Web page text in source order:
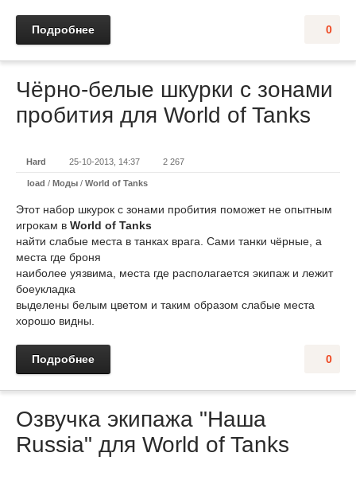
0
Подробнее
Чёрно-белые шкурки с зонами
пробития для World of Tanks
Hard 25-10-2013, 14:37 2 267
load / Моды / World of Tanks
Этот набор шкурок с зонами пробития поможет не опытным
игрокам в World of Tanks
найти слабые места в танках врага. Сами танки чёрные, а
места где броня
наиболее уязвима, места где располагается экипаж и лежит
боеукладка
выделены белым цветом и таким образом слабые места
хорошо видны.
0
Подробнее
Озвучка экипажа "Наша
Russia" для World of Tanks